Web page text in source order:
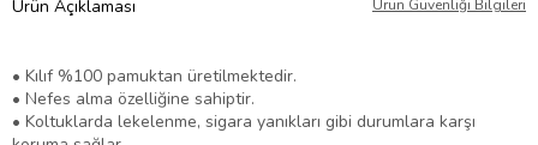
Ürün Açıklaması Ürün Güvenliği Bilgileri
• Kılıf %100 pamuktan üretilmektedir.
• Nefes alma özelliğine sahiptir.
• Koltuklarda lekelenme, sigara yanıkları gibi durumlara karşı